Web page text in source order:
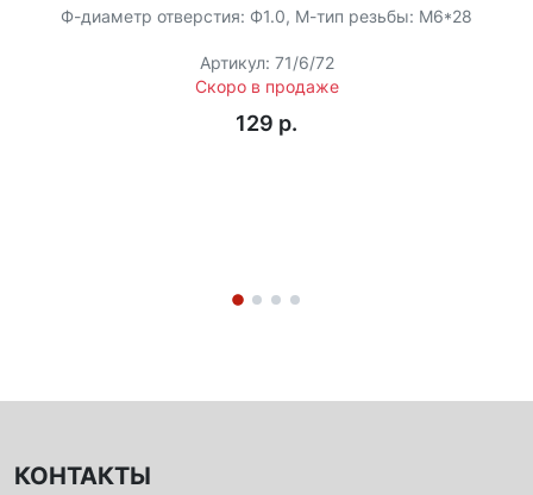
Ф-диаметр отверстия: Ф1.0, М-тип резьбы: M6*28
Артикул: 71/6/72
Скоро в продаже
129 p.
КОНТАКТЫ